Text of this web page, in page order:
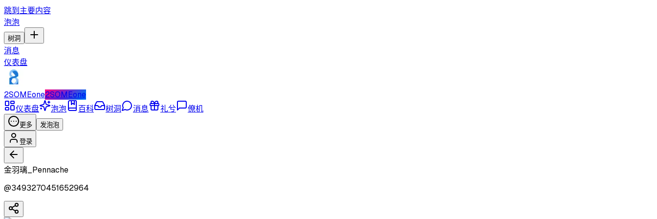
跳到主要内容
泡泡
树洞
消息
仪表盘
2SOMEone2SOMEone
仪表盘
泡泡 百科 树洞 消息 礼兮 僚机
更多 发泡泡
登录
金羽璃_Pennache
@3493270451652964